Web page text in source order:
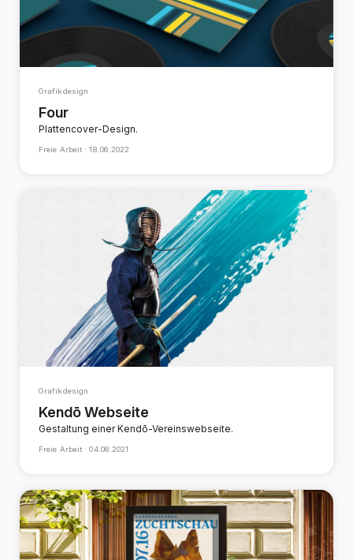
Grafikdesign
Four
Plattencover-Design.
Freie Arbeit ·18.06.2022
Grafikdesign
Kendō Webseite
Gestaltung einer Kendō-Vereinswebseite.
Freie Arbeit ·04.08.2021